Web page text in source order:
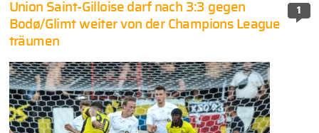
1
Union Saint-Gilloise darf nach 3:3 gegen
Bodø/Glimt weiter von der Champions League
träumen